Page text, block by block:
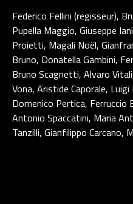
Federico Fellini (regisseur),
Pupella Maggio, Giuseppe
Proietti, Magali Noël,
Bruno, Donatella Gambini,
Bruno Scagnetti, Alvaro
Vona, Aristide Caporale,
Domenico Pertica, Ferruccio
Antonio Spaccatini, Maria
Tanzilli, Gianfilippo Carcano,